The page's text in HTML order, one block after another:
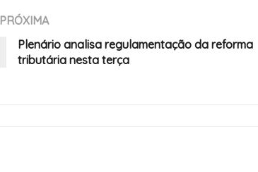
PRÓXIMA
Plenário analisa regulamentação da reforma
tributária nesta terça